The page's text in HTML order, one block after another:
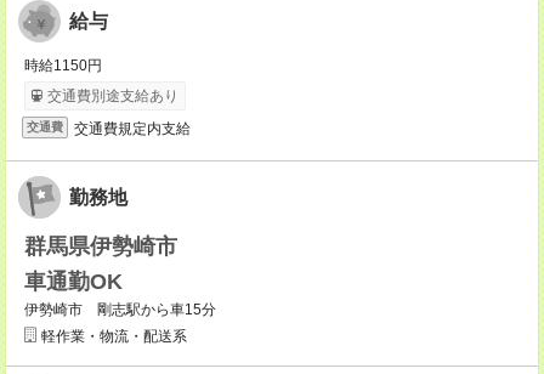
給与
時給1150円
交通費別途支給あり
交通費 交通費規定内支給
勤務地
群馬県伊勢崎市
車通勤OK
伊勢崎市 剛志駅から車15分
軽作業・物流・配送系